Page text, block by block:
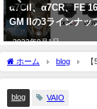
【大人気】予約殺到
1000XM5とWF-
さ比較
ホーム blog
blog VAIO